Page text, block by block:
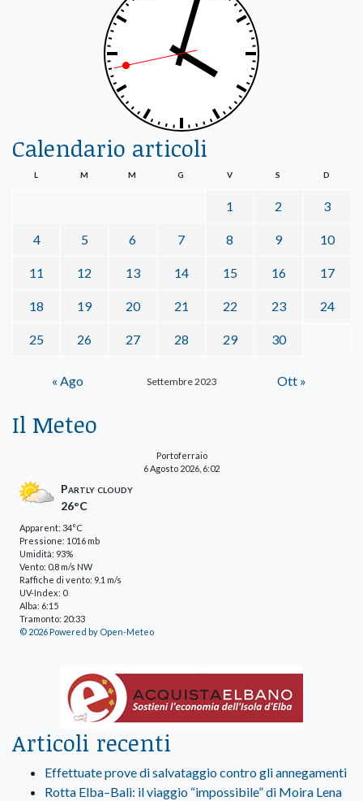
Calendario articoli
Settembre 2023
L M M G V S D
1 2 3
4 5 6 7 8 9 10
11 12 13 14 15 16 17
18 19 20 21 22 23 24
25 26 27 28 29 30
« Ago Ott »
Il Meteo
Portoferraio
6 Agosto 2026, 6:02
Partly cloudy
26°C
Apparent: 34°C
Pressione: 1016 mb
Umidità: 93%
Vento: 0.8 m/s NW
Raffiche di vento: 9.1 m/s
UV-Index: 0
Alba: 6:15
Tramonto: 20:33
© 2026 Powered by Open-Meteo
Articoli recenti
Effettuate prove di salvataggio contro gli annegamenti
Rotta Elba–Bali: il viaggio “impossibile” di Moira Lena